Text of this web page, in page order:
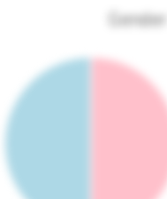
Gender